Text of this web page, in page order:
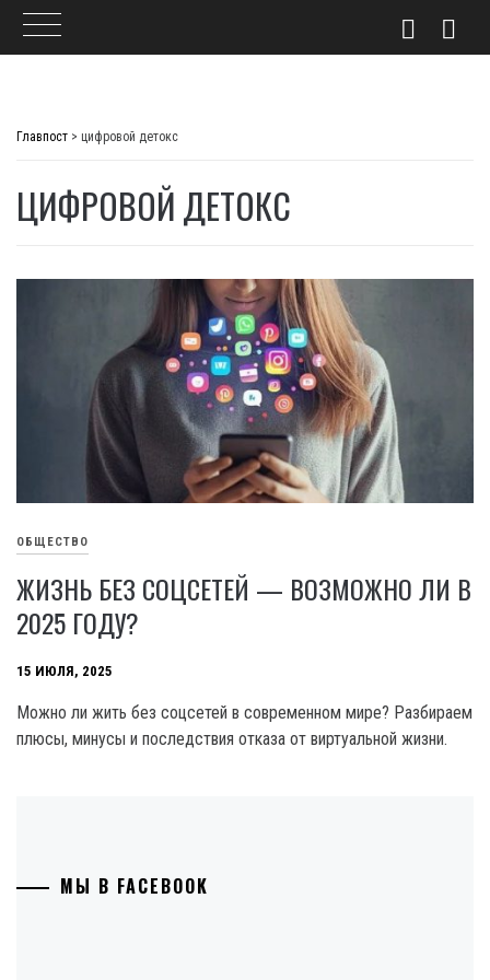
Главпост > цифровой детокс
ЦИФРОВОЙ ДЕТОКС
ОБЩЕСТВО
ЖИЗНЬ БЕЗ СОЦСЕТЕЙ — ВОЗМОЖНО ЛИ В
2025 ГОДУ?
15 ИЮЛЯ, 2025
Можно ли жить без соцсетей в современном мире? Разбираем
плюсы, минусы и последствия отказа от виртуальной жизни.
МЫ В FACEBOOK